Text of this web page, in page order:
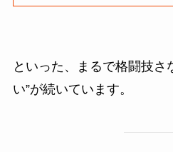
といった、まるで格闘技さ
い”が続いています。